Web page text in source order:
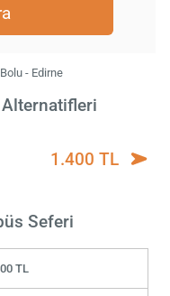
Bolu - Edirne
Alternatifleri
1.400 TL
Seferi
TL